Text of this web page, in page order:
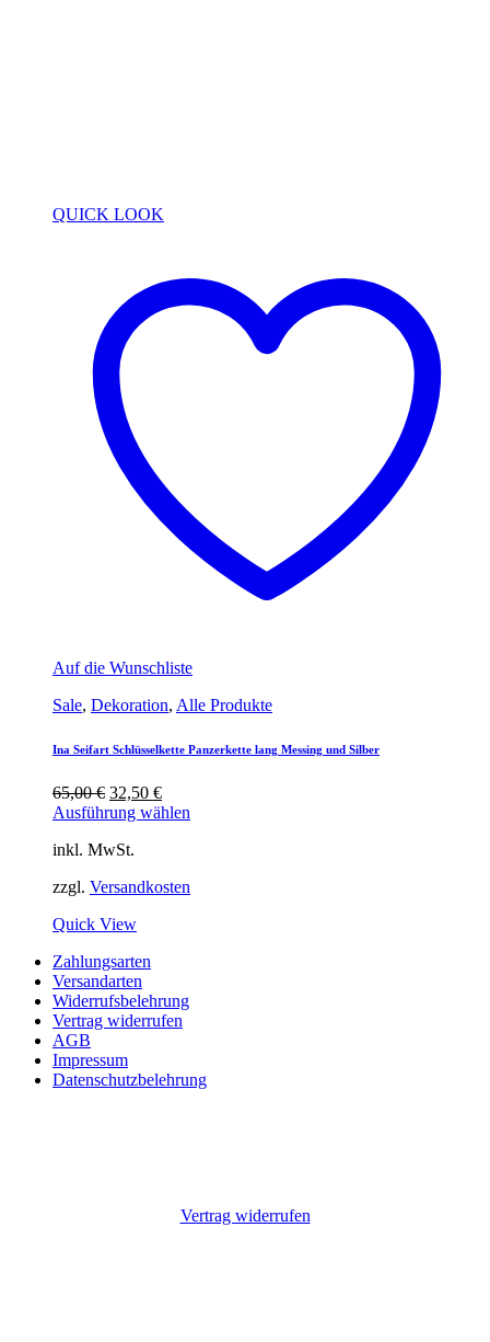
QUICK LOOK
Auf die Wunschliste
Sale, Dekoration, Alle Produkte
Ina Seifart Schlüsselkette Panzerkette lang Messing und Silber
65,00€ Ursprünglicher
Preis
65,00 €
32,50 €Aktueller
Preis
Ausführung wählen
inkl. MwSt.
zzgl. Versandkosten
Quick View
Zahlungsarten
Versandarten
Widerrufsbelehrung
Vertrag widerrufen
AGB
Impressum
Datenschutzbelehrung
Vertrag widerrufen